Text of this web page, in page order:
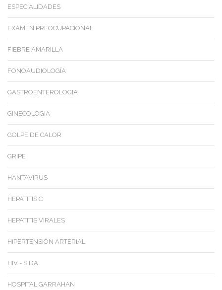
ESPECIALIDADES
EXAMEN PREOCUPACIONAL
FIEBRE AMARILLA
FONOAUDIOLOGÍA
GASTROENTEROLOGIA
GINECOLOGIA
GOLPE DE CALOR
GRIPE
HANTAVIRUS
HEPATITIS C
HEPATITIS VIRALES
HIPERTENSIÓN ARTERIAL
HIV - SIDA
HOSPITAL GARRAHAN